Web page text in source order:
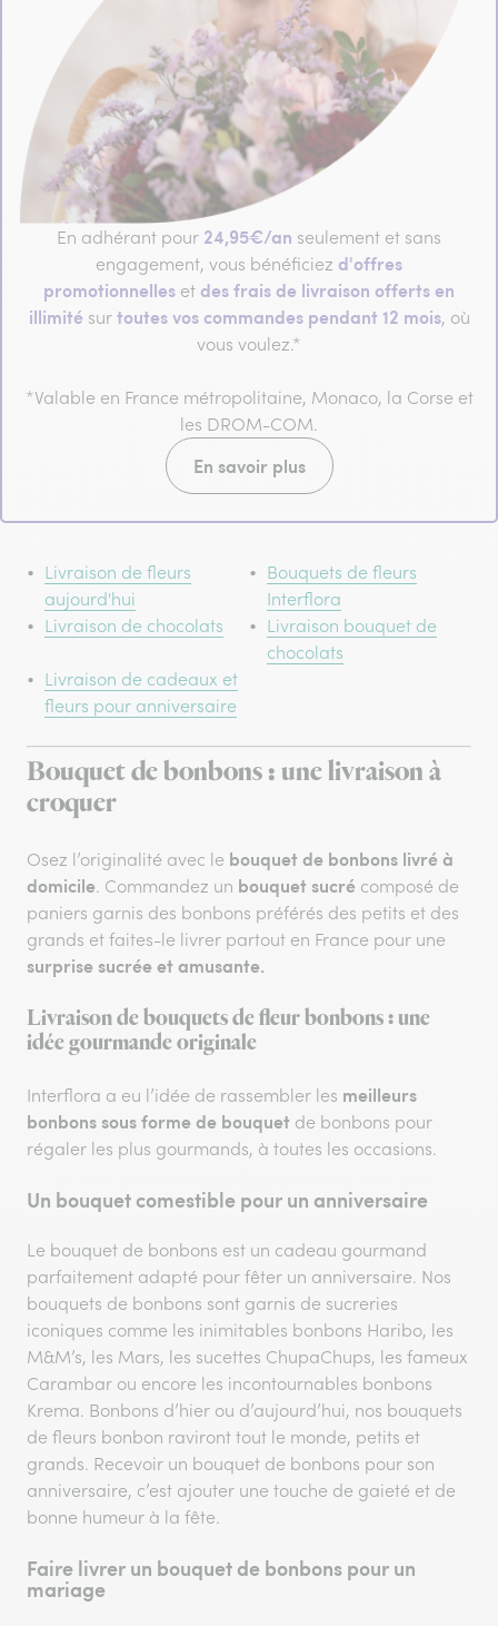
En adhérant pour 24,95€/an seulement et sans
engagement, vous bénéficiez d'offres
promotionnelles et des frais de livraison offerts en
illimité surtoutes vos commandes pendant 12 mois, où
vous voulez.*
*Valable en France métropolitaine, Monaco, la Corse et
les DROM-COM.
En savoir plus
Livraison de fleurs
aujourd'hui
Bouquets de fleurs
Interflora
Livraison de chocolats
Livraison bouquet de
chocolats
Livraison de cadeaux et
fleurs pour anniversaire
Bouquet de bonbons : une livraison à
croquer
Osez l’originalité avec le bouquet de bonbons livré à
domicile. Commandez un bouquet sucré composé de
paniers garnis des bonbons préférés des petits et des
grands et faites-le livrer partout en France pour une
surprise sucrée et amusante.
Livraison de bouquets de fleur bonbons : une
idée gourmande originale
Interflora a eu l’idée de rassembler les meilleurs
bonbons sous forme de bouquet de bonbons pour
régaler les plus gourmands, à toutes les occasions.
Un bouquet comestible pour un anniversaire
Le bouquet de bonbons est un cadeau gourmand
parfaitement adapté pour fêter un anniversaire. Nos
bouquets de bonbons sont garnis de sucreries
iconiques comme les inimitables bonbons Haribo, les
M&M’s, les Mars, les sucettes ChupaChups, les fameux
Carambar ou encore les incontournables bonbons
Krema. Bonbons d’hier ou d’aujourd’hui, nos bouquets
de fleurs bonbon raviront tout le monde, petits et
grands. Recevoir un bouquet de bonbons pour son
anniversaire, c’est ajouter une touche de gaieté et de
bonne humeur à la fête.
Faire livrer un bouquet de bonbons pour un
mariage